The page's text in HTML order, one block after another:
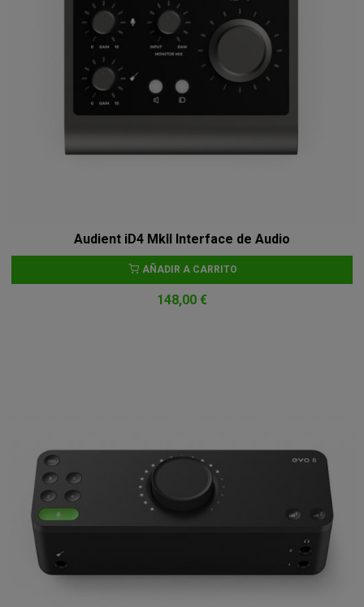
Audient iD4 MkII Interface de Audio
AÑADIR A CARRITO
148,00 €